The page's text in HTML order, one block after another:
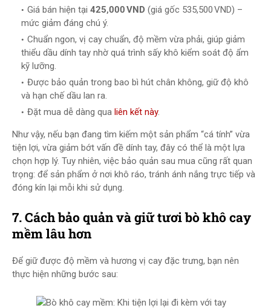
Giá bán hiện tại 425,000 VND (giá gốc 535,500 VND) –
mức giảm đáng chú ý.
Chuẩn ngon, vị cay chuẩn, độ mềm vừa phải, giúp giảm
thiểu dầu dính tay nhờ quá trình sấy khô kiểm soát độ ẩm
kỹ lưỡng.
Được bảo quản trong bao bì hút chân không, giữ độ khô
và hạn chế dầu lan ra.
Đặt mua dễ dàng qua liên kết này.
Như vậy, nếu bạn đang tìm kiếm một sản phẩm “cá tính” vừa
tiện lợi, vừa giảm bớt vấn đề dính tay, đây có thể là một lựa
chọn hợp lý. Tuy nhiên, việc bảo quản sau mua cũng rất quan
trọng: để sản phẩm ở nơi khô ráo, tránh ánh nắng trực tiếp và
đóng kín lại mỗi khi sử dụng.
7. Cách bảo quản và giữ tươi bò khô cay
mềm lâu hơn
Để giữ được độ mềm và hương vị cay đặc trưng, bạn nên
thực hiện những bước sau: